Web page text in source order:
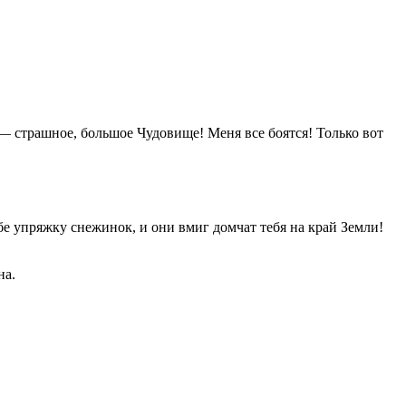
большое Чудовище! Меня все боятся! Только вот
снежинок, и они вмиг домчат тебя на край Земли!